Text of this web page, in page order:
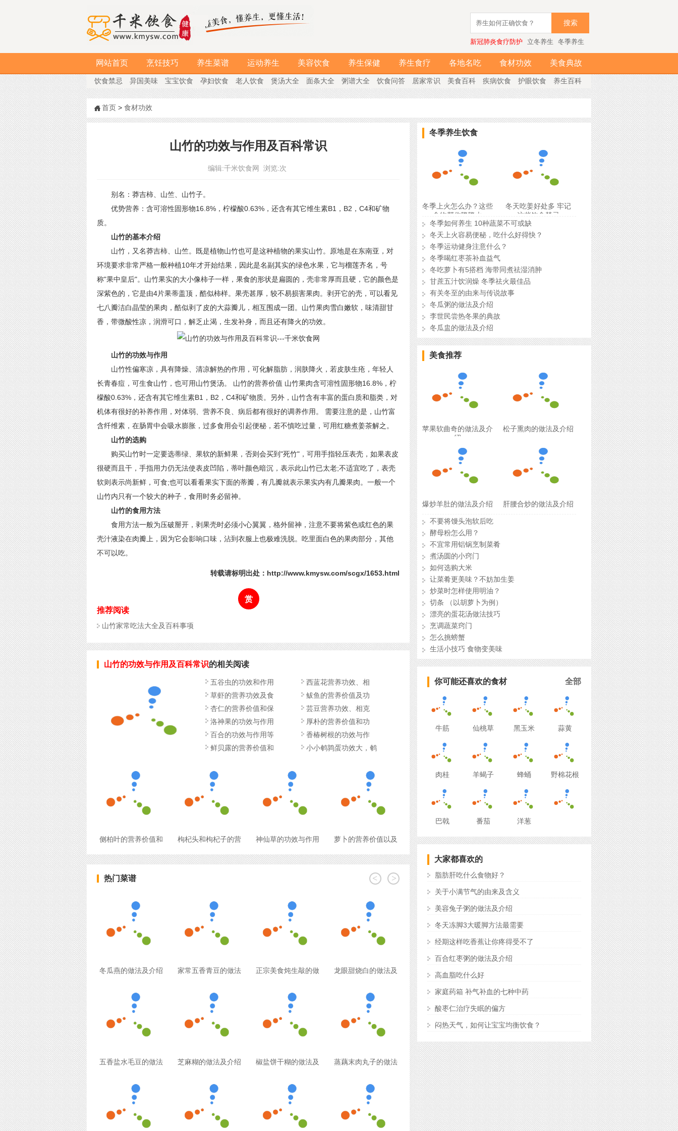
搜索
新冠肺炎食疗防护 立冬养生 冬季养生
网站首页 烹饪技巧 养生菜谱 运动养生 美容饮食 养生保健 养生食疗 各地名吃 食材功效 美食典故
饮食禁忌 异国美味 宝宝饮食 孕妇饮食 老人饮食 煲汤大全 面条大全 粥谱大全 饮食问答 居家常识 美食百科 疾病饮食 护眼饮食 养生百科
首页 > 食材功效
山竹的功效与作用及百科常识
编辑:千米饮食网 浏览:次
别名：莽吉柿、山竺、山竹子。
优势营养：含可溶性固形物16.8%，柠檬酸0.63%，还含有其它维生素B1，B2，C4和矿物
质。
山竹的基本介绍
山竹，又名莽吉柿、山竺。既是植物山竹也可是这种植物的果实山竹。原地是在东南亚，对
环境要求非常严格一般种植10年才开始结果，因此是名副其实的绿色水果，它与榴莲齐名，号
称"果中皇后"。山竹果实的大小像柿子一样，果食的形状是扁圆的，壳非常厚而且硬，它的颜色是
深紫色的，它是由4片果蒂盖顶，酷似柿样。果壳甚厚，较不易损害果肉。剥开它的壳，可以看见
七八瓣洁白晶莹的果肉，酷似剥了皮的大蒜瓣儿，相互围成一团。山竹果肉雪白嫩软，味清甜甘
香，带微酸性凉，润滑可口，解乏止渴，生发补身，而且还有降火的功效。
山竹的功效与作用
山竹性偏寒凉，具有降燥、清凉解热的作用，可化解脂肪，润肤降火，若皮肤生疮，年轻人
长青春痘，可生食山竹，也可用山竹煲汤。 山竹的营养价值 山竹果肉含可溶性固形物16.8%，柠
檬酸0.63%，还含有其它维生素B1，B2，C4和矿物质。另外，山竹含有丰富的蛋白质和脂类，对
机体有很好的补养作用，对体弱、营养不良、病后都有很好的调养作用。 需要注意的是，山竹富
含纤维素，在肠胃中会吸水膨胀，过多食用会引起便秘，若不慎吃过量，可用红糖煮姜茶解之。
山竹的选购
购买山竹时一定要选蒂绿、果软的新鲜果，否则会买到"死竹"，可用手指轻压表壳，如果表皮
很硬而且干，手指用力仍无法使表皮凹陷，蒂叶颜色暗沉，表示此山竹已太老;不适宜吃了，表壳
软则表示尚新鲜，可食;也可以看看果实下面的蒂瓣，有几瓣就表示果实内有几瓣果肉。一般一个
山竹内只有一个较大的种子，食用时务必留神。
山竹的食用方法
食用方法一般为压破掰开，剥果壳时必须小心翼翼，格外留神，注意不要将紫色或红色的果
壳汁液染在肉瓣上，因为它会影响口味，沾到衣服上也极难洗脱。吃里面白色的果肉部分，其他
不可以吃。
转载请标明出处：http://www.kmysw.com/scgx/1653.html
赏
推荐阅读
山竹家常吃法大全及百科事项
山竹的功效与作用及百科常识的相关阅读
五谷虫的功效和作用
西蓝花营养功效、相
草虾的营养功效及食
鲅鱼的营养价值及功
杏仁的营养价值和保
芸豆营养功效、相克
洛神果的功效与作用
厚朴的营养价值和功
百合的功效与作用等
香椿树根的功效与作
鲜贝露的营养价值和
小小鹌鹑蛋功效大，鹌
侧柏叶的营养价值和 枸杞头和枸杞子的营 神仙草的功效与作用 萝卜的营养价值以及
< >
热门菜谱
冬瓜燕的做法及介绍 家常五香青豆的做法 正宗美食炖生敲的做 龙眼甜烧白的做法及
五香盐水毛豆的做法 芝麻糊的做法及介绍 椒盐饼干糊的做法及 蒸藕末肉丸子的做法
冬季养生饮食
冬季上火怎么办？这些
食物帮你降降火
冬天吃姜好处多 牢记
这些饮食禁忌
冬季如何养生 10种蔬菜不可或缺
冬天上火容易便秘，吃什么好得快？
冬季运动健身注意什么？
冬季喝红枣茶补血益气
冬吃萝卜有5搭档 海带同煮祛湿消肿
甘蔗五汁饮润燥 冬季祛火最佳品
有关冬至的由来与传说故事
冬瓜粥的做法及介绍
李世民尝热冬果的典故
冬瓜盅的做法及介绍
美食推荐
苹果软曲奇的做法及介
绍
松子熏肉的做法及介绍
爆炒羊肚的做法及介绍 肝腰合炒的做法及介绍
不要将馒头泡软后吃
酵母粉怎么用？
不宜常用铝锅烹制菜肴
煮汤圆的小窍门
如何选购大米
让菜肴更美味？不妨加生姜
炒菜时怎样使用明油？
切条 （以胡萝卜为例）
漂亮的蛋花汤做法技巧
烹调蔬菜窍门
怎么挑螃蟹
生活小技巧 食物变美味
全部
你可能还喜欢的食材
牛筋 仙桃草 黑玉米 蒜黄
肉桂 羊蝎子 蜂蛹 野棉花根
巴戟 番茄 洋葱
大家都喜欢的
脂肪肝吃什么食物好？
关于小满节气的由来及含义
美容兔子粥的做法及介绍
冬天冻脚3大暖脚方法最需要
经期这样吃香蕉让你疼得受不了
百合红枣粥的做法及介绍
高血脂吃什么好
家庭药箱 补气补血的七种中药
酸枣仁治疗失眠的偏方
闷热天气，如何让宝宝均衡饮食？